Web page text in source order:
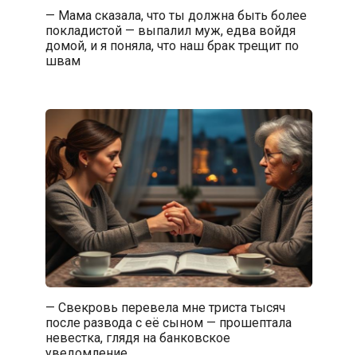
— Мама сказала, что ты должна быть более
покладистой — выпалил муж, едва войдя
домой, и я поняла, что наш брак трещит по
швам
— Свекровь перевела мне триста тысяч
после развода с её сыном — прошептала
невестка, глядя на банковское